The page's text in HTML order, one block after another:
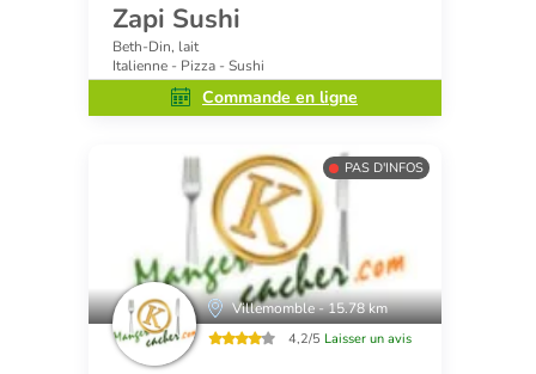
Zapi Sushi
Beth-Din, lait
Italienne - Pizza - Sushi
Commande en ligne
PAS D'INFOS
Villemomble - 15.78 km
4,2/5 Laisser un avis